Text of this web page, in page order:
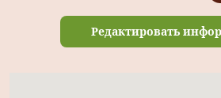
Редактировать